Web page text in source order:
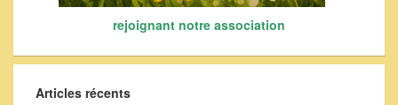
rejoignant notre association
Articles récents